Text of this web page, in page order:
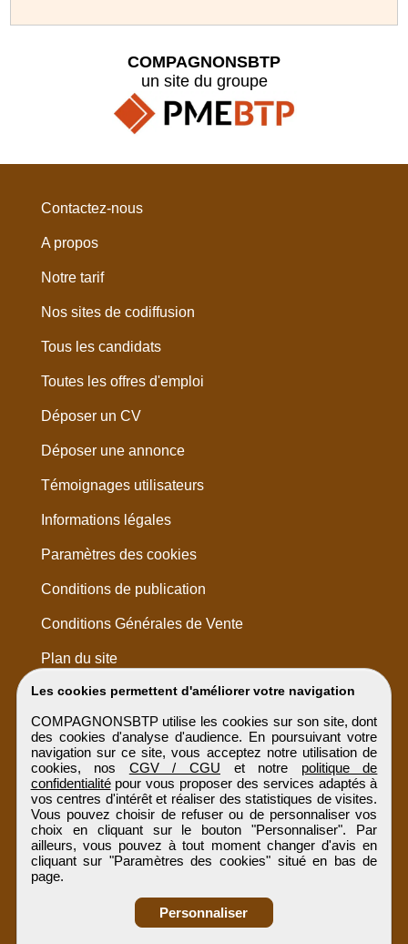
Les cookies permettent d'améliorer votre navigation
COMPAGNONSBTP utilise les cookies sur son site, dont
des cookies d'analyse d'audience. En poursuivant votre
navigation sur ce site, vous acceptez notre utilisation de
cookies, nos CGV / CGU et notre politique de
confidentialitépour vous proposer des services adaptés à
vos centres d'intérêt et réaliser des statistiques de visites.
Vous pouvez choisir de refuser ou de personnaliser vos
choix en cliquant sur le bouton "Personnaliser". Par
ailleurs, vous pouvez à tout moment changer d'avis en
cliquant sur "Paramètres des cookies" situé en bas de
page.
Personnaliser
COMPAGNONSBTP
un site du groupe
Contactez-nous
A propos
Notre tarif
Nos sites de codiffusion
Tous les candidats
Toutes les offres d'emploi
Déposer un CV
Déposer une annonce
Témoignages utilisateurs
Informations légales
Paramètres des cookies
Conditions de publication
Conditions Générales de Vente
Plan du site